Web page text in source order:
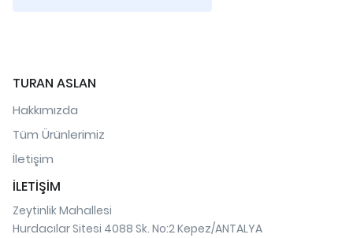
TURAN ASLAN
Hakkımızda
Tüm Ürünlerimiz
İletişim
İLETİŞİM
Zeytinlik Mahallesi
Hurdacılar Sitesi 4088 Sk. No:2 Kepez/ANTALYA